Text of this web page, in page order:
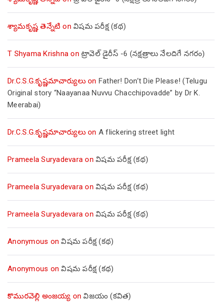
శ్యామకృష్ణ తెన్నేటి on విషమ పరీక్ష (క‌థ‌)
T Shyama Krishna on ట్రావెల్ డైరీస్ -6 (నక్షత్రాలు నేలదిగే నగరం)
Dr.C.S.G.కృష్ణమాచార్యులుon Father! Don’t Die Please! (Telugu
Original story “Naayanaa Nuvvu Chacchipovadde” by Dr K.
Meerabai)
Dr.C.S.G.కృష్ణమాచార్యులుon A flickering street light
Prameela Suryadevara on విషమ పరీక్ష (క‌థ‌)
Prameela Suryadevara on విషమ పరీక్ష (క‌థ‌)
Prameela Suryadevara on విషమ పరీక్ష (క‌థ‌)
Anonymous onవిషమ పరీక్ష (క‌థ‌)
Anonymous onవిషమ పరీక్ష (క‌థ‌)
కొమురవెల్లి అంజయ్య onవిజయం (కవిత)